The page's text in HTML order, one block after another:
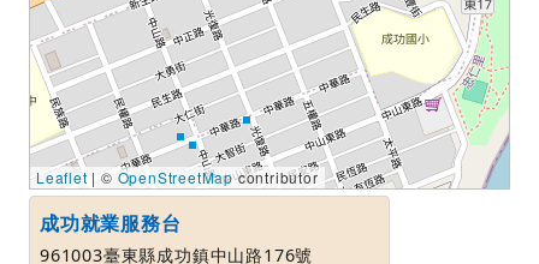
Leaflet | © OpenStreetMapcontributor
成功就業服務台
961003臺東縣成功鎮中山路176號